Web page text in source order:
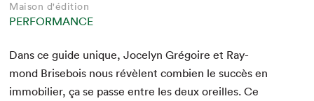
Maison d'édition
PERFORMANCE
Dans ce guide unique, Joce­lyn Gré­goire et Ray­
mond Brise­bois nous révè­lent com­bi­en le suc­cès en
immo­bili­er, ça se passe entre les deux oreilles. Ce